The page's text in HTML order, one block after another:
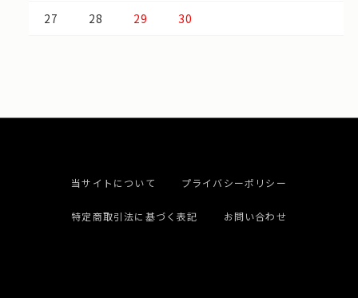
27 28 29 30
当サイトについて プライバシーポリシー
特定商取引法に基づく表記 お問い合わせ